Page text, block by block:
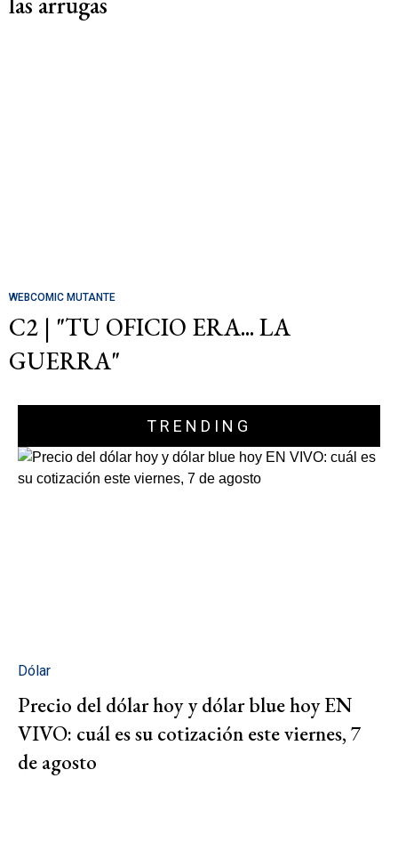
WEBCOMIC MUTANTE
C2 | "TU OFICIO ERA... LA
GUERRA"
TRENDING
Dólar
Precio del dólar hoy y dólar blue hoy EN
VIVO: cuál es su cotización este viernes, 7
de agosto